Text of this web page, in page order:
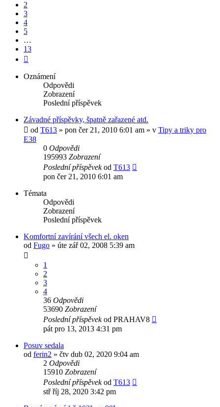
2
3
4
5
…
13
Oznámení
Odpovědi
Zobrazení
Poslední příspěvek
Závadné příspěvky, špatně zařazené atd.
od T613 » pon čer 21, 2010 6:01 am » v Tipy a triky pro
E38
0 Odpovědi
195993 Zobrazení
Poslední příspěvekod T613
pon čer 21, 2010 6:01 am
Témata
Odpovědi
Zobrazení
Poslední příspěvek
Komfortní zavírání všech el. oken
od Fugo » úte zář 02, 2008 5:39 am
1
2
3
4
36 Odpovědi
53690 Zobrazení
Poslední příspěvekod PRAHAV8
pát pro 13, 2013 4:31 pm
Posuv sedala
od ferin2 » čtv dub 02, 2020 9:04 am
2 Odpovědi
15910 Zobrazení
Poslední příspěvekod T613
stř říj 28, 2020 3:42 pm